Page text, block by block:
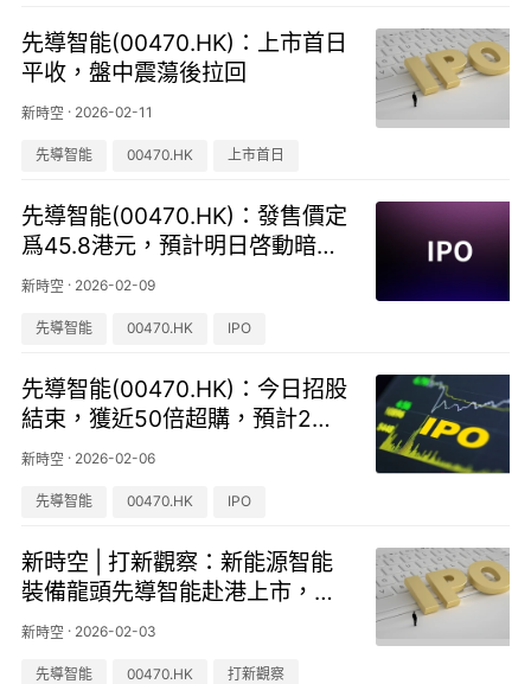
先導智能(00470.HK)：上市首日
平收，盤中震蕩後拉回
新時空· 2026-02-11
先導智能 00470.HK 上市首日
先導智能(00470.HK)：發售價定
爲45.8港元，預計明日啓動暗盤
交易
新時空· 2026-02-09
先導智能 00470.HK IPO
先導智能(00470.HK)：今日招股
結束，獲近50倍超購，預計2月1
1日上市
新時空· 2026-02-06
先導智能 00470.HK IPO
新時空 | 打新觀察：新能源智能
裝備龍頭先導智能赴港上市，業
績波動與資金壓力並存
新時空· 2026-02-03
先導智能 00470.HK 打新觀察